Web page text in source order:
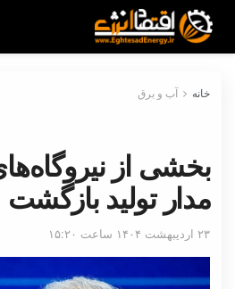
خانه آب و برق
بخشی از
مدار تولید بازگشت
۲۳ اردیبهشت ۱۴۰۴ ساعت ۱۵:۲۰